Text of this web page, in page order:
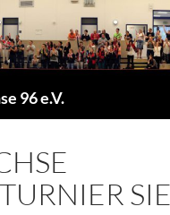
96 e.V.